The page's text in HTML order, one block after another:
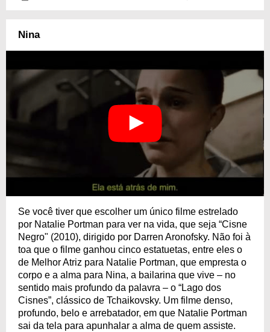
Nina
Se você tiver que escolher um único filme estrelado
por Natalie Portman para ver na vida, que seja “Cisne
Negro" (2010), dirigido por Darren Aronofsky. Não foi à
toa que o filme ganhou cinco estatuetas, entre eles o
de Melhor Atriz para Natalie Portman, que empresta o
corpo e a alma para Nina, a bailarina que vive – no
sentido mais profundo da palavra – o “Lago dos
Cisnes”, clássico de Tchaikovsky. Um filme denso,
profundo, belo e arrebatador, em que Natalie Portman
sai da tela para apunhalar a alma de quem assiste.